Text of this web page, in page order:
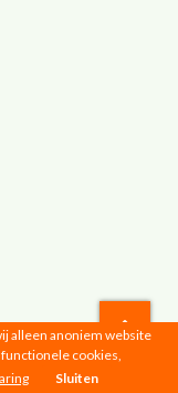
alleen anoniem website
cookies,
Sluiten